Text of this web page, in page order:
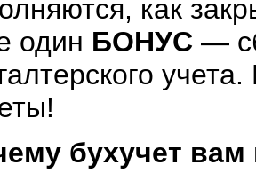
как
один БОНУС —
бухучет